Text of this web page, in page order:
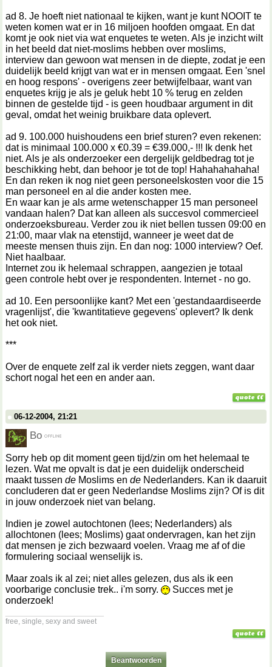
ad 8. Je hoeft niet nationaal te kijken, want je kunt NOOIT te
weten komen wat er in 16 miljoen hoofden omgaat. En dat
komt je ook niet via wat enquetes te weten. Als je inzicht wilt
in het beeld dat niet-moslims hebben over moslims,
interview dan gewoon wat mensen in de diepte, zodat je een
duidelijk beeld krijgt van wat er in mensen omgaat. Een 'snel
en hoog respons' - overigens zeer betwijfelbaar, want van
enquetes krijg je als je geluk hebt 10 % terug en zelden
binnen de gestelde tijd - is geen houdbaar argument in dit
geval, omdat het weinig bruikbare data oplevert.
ad 9. 100.000 huishoudens een brief sturen? even rekenen:
dat is minimaal 100.000 x €0.39 = €39.000,- !!! Ik denk het
niet. Als je als onderzoeker een dergelijk geldbedrag tot je
beschikking hebt, dan behoor je tot de top! Hahahahahaha!
En dan reken ik nog niet geen personeelskosten voor die 15
man personeel en al die ander kosten mee.
En waar kan je als arme wetenschapper 15 man personeel
vandaan halen? Dat kan alleen als succesvol commercieel
onderzoeksbureau. Verder zou ik niet bellen tussen 09:00 en
21:00, maar vlak na etenstijd, wanneer je weet dat de
meeste mensen thuis zijn. En dan nog: 1000 interview? Oef.
Niet haalbaar.
Internet zou ik helemaal schrappen, aangezien je totaal
geen controle hebt over je respondenten. Internet - no go.
ad 10. Een persoonlijke kant? Met een 'gestandaardiseerde
vragenlijst', die 'kwantitatieve gegevens' oplevert? Ik denk
het ook niet.
***
Over de enquete zelf zal ik verder niets zeggen, want daar
schort nogal het een en ander aan.
06-12-2004, 21:21
Bo
Sorry heb op dit moment geen tijd/zin om het helemaal te
lezen. Wat me opvalt is dat je een duidelijk onderscheid
maakt tussen de Moslims en de Nederlanders. Kan ik daaruit
concluderen dat er geen Nederlandse Moslims zijn? Of is dit
in jouw onderzoek niet van belang.
Indien je zowel autochtonen (lees; Nederlanders) als
allochtonen (lees; Moslims) gaat ondervragen, kan het zijn
dat mensen je zich bezwaard voelen. Vraag me af of die
formulering sociaal wenselijk is.
Maar zoals ik al zei; niet alles gelezen, dus als ik een
voorbarige conclusie trek.. i'm sorry.
Succes met je
onderzoek!
free, single, sexy and sweet
Beantwoorden